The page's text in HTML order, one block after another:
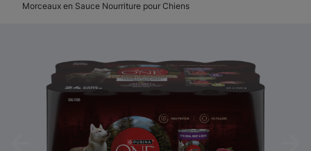
Morceaux en Sauce Nourriture pour Chiens